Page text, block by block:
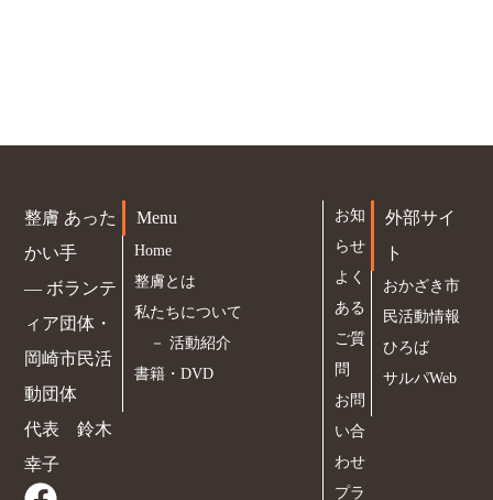
整膚 あった
かい手
― ボランテ
ィア団体・
岡崎市民活
動団体
代表 鈴木
幸子
Menu
Home
整膚とは
私たちについて
－活動紹介
書籍・DVD
お知
らせ
よく
ある
ご質
問
お問
い合
わせ
プラ
外部サイ
ト
おかざき市
民活動情報
ひろば
サルパWeb